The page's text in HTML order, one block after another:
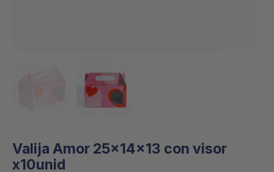
Valija Amor 25x14x13 con visor
x10unid